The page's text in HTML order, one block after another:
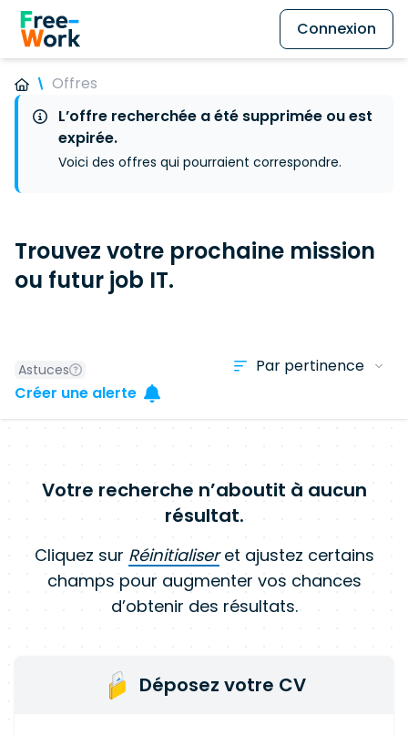
Connexion
Offres
L’offre recherchée a été supprimée ou est
expirée.
Voici des offres qui pourraient correspondre.
Trouvez votre prochaine mission
ou futur job IT.
Astuces
Créer une alerte
Votre recherche n’aboutit à aucun
résultat.
Cliquez sur Réinitialiseret ajustez certains
champs pour augmenter vos chances
d’obtenir des résultats.
Déposez votre CV